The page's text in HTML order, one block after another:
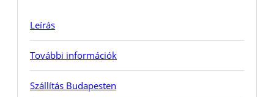
Leírás
További információk
Szállítás Budapesten